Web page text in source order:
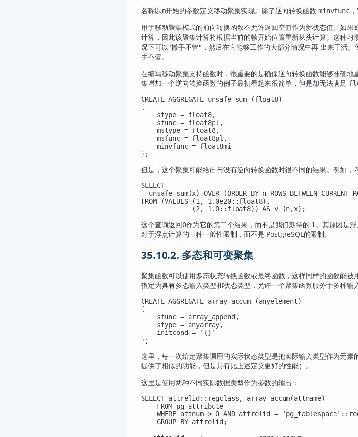
名称以m开始的参数定义移动聚集实现。除了逆向转换函数 minvfunc
用于移动聚集模式的前向转换函数不允许返回空值作为新状态值。如
计算，因此该聚集计算将根据当前的帧开始位置重新从头计算。这种
况下可以"撒手不管" ，然后在它能够工作的大部分情况中再 出来干活
手不管。
在编写移动聚集支持函数时，很重要的是确保逆向转换函数能够准确
集增加一个逆向转换函数的例子最初看起来很简单，但是却无法满足
CREATE AGGREGATE unsafe_sum (float8)
(
    stype = float8,
    sfunc = float8pl,
    mstype = float8,
    msfunc = float8pl,
    minvfunc = float8mi
);
但是，这个聚集可能给出与没有逆向转换函数时很不同的结果。例如，
SELECT
unsafe_sum(x) OVER (ORDER BY n ROWS BETWEEN CURRENT
FROM (VALUES (1, 1.0e20::float8),
             (2, 1.0::float8)) AS v (n,x);
这个查询返回0作为它的第二个结果，而不是我们期待的 1。其原因是
对于浮点计算的一种一般性限制，而不是 PostgreSQL的限制。
35.10.2. 多态和可变聚集
聚集函数可以使用多态状态转换函数或最终函数，这样同样的函数能
指定为具有多态输入类型和状态类型，允许一个聚集函数服务于多种输
CREATE AGGREGATE array_accum (anyelement)
(
    sfunc = array_append,
    stype = anyarray,
    initcond = '{}'
);
这里，每一次给定聚集调用的实际状态类型是把实际输入类型作为元
提供了相似的功能，但是具有比上述定义更好的性能）。
这里是使用两种不同实际数据类型作为参数的输出：
SELECT attrelid::regclass, array_accum(attname)
    FROM pg_attribute
WHERE attnum > 0 AND attrelid =
    GROUP BY attrelid;